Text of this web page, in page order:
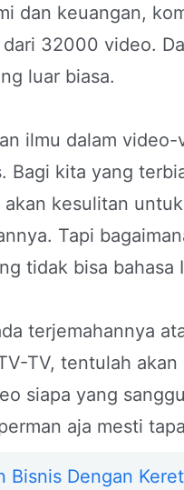
dan keuangan,
32000 video.
luar biasa.
ilmu dalam
Bagi kita yang
kesulitan
Tapi
tidak bisa bahasa
terjemahannya
TV, tentulah
siapa yang
aja mesti
Bisnis Dengan